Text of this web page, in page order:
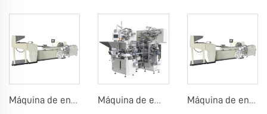
Máquina de envoltura para rollos de caramelo Máquina de empaque prehecho para palitos de caramelo Máquina de envoltura para rollos de caramelo